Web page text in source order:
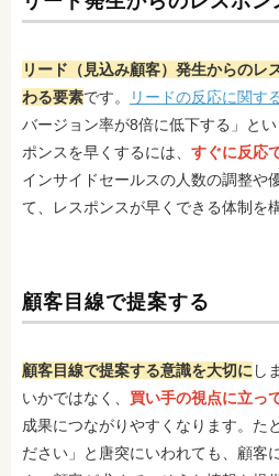
リード（見込み顧客）発生からのレ
わる要素です。 リードの反応に関す
バージョン率が8倍に低下する」と
ポンスを早くするには、 すぐに反応
インサイドセールスの人数の調整や
て、レスポンスが早くできる体制を
顧客目線で提案する
顧客目線で提案する意識を大切に し
いかではなく、 買い手の視点に立っ
成果につながりやすくなります。た
ださい」と唐突にいわれても、顧客